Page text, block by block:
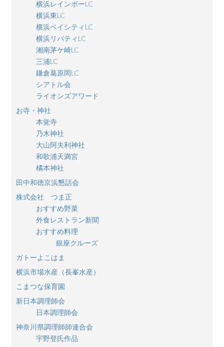
横浜レインボーLC
横浜東LC
横浜ベイシティLC
横浜リバティLC
湘南茅ケ崎LC
三浦LC
鎌倉葛原岡LC
シアトル会
ライオンズアワード
お寺・神社
本覚寺
乃木神社
大山阿夫利神社
和歌浦天満宮
橘本神社
田中和徳京浜懇話会
株式会社 つま正
おすすめ野菜
外食レストラン新聞
おすすめ料理
銀座クルーズ
ガトーよこはま
横浜市場水産（長峯水産）
こまつな保育園
新日本調理師会
日本調理師会
神奈川県調理師師連合会
宇野登氏作品